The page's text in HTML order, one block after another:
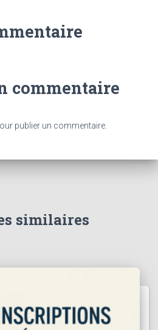
commentaire
publier un commentaire.
similaires